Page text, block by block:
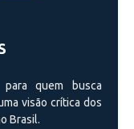
quem busca
visão crí­tica dos
Brasil.